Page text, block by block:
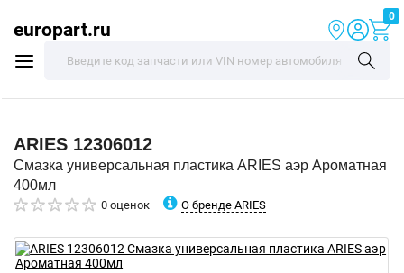
europart.ru
0
ARIES 12306012
Смазка универсальная пластика ARIES аэр Ароматная
400мл
0 оценок О бренде ARIES